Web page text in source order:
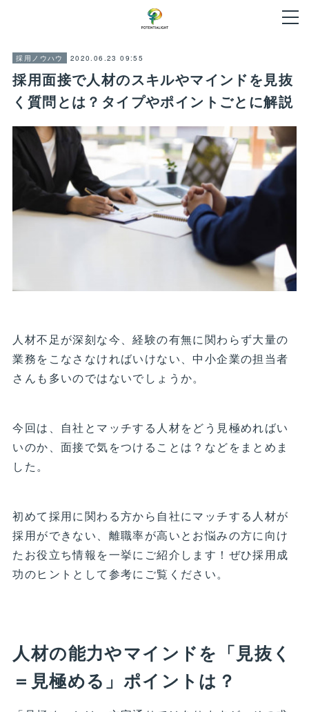
採用ノウハウ 2020.06.23 09:55
採用面接で人材のスキルやマインドを見抜
く質問とは？タイプやポイントごとに解説
人材不足が深刻な今、経験の有無に関わらず大量の
業務をこなさなければいけない、中小企業の担当者
さんも多いのではないでしょうか。
今回は、自社とマッチする人材をどう見極めればい
いのか、面接で気をつけることは？などをまとめま
した。
初めて採用に関わる方から自社にマッチする人材が
採用ができない、離職率が高いとお悩みの方に向け
たお役立ち情報を一挙にご紹介します！ぜひ採用成
功のヒントとして参考にご覧ください。
人材の能力やマインドを「見抜く
＝見極める」ポイントは？